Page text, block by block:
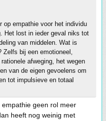
op empathie voor het individu
Het lost in ieder geval niks tot
van middelen. Wat is
Zelfs bij een emotioneel,
afweging, het wegen
van de eigen gevoelens om
tot impulsieve en totaal
geen rol meer
heeft nog weinig met